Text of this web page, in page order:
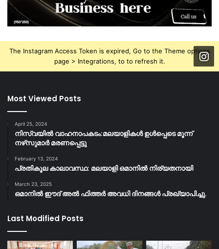
The Instagram Access Token is expired, Go to the Theme options
page > Integrations, to to refresh it.
Most Viewed Posts
April 25, 2024
നിസ്‌വയിൽ വാഹനാപകടം:മലയാളികള്‍ ഉള്‍പ്പെടെ മൂന്ന്
നഴ്‌സുമാര്‍ മരണപ്പെട്ടു
February 13, 2024
പ്രതികൂല കാലാവസ്ഥ: മലയാളി ഒമാനിൽ നിര്യതനായി
March 23, 2025
ഒമാനിൽ ഈദ് അൽ ഫിത്തർ അവധി ദിനങ്ങൾ പ്രഖ്യാപിച്ചു.
Last Modified Posts